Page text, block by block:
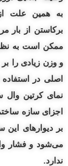
به همین علت
برکاستن از بار
ممکن است به نظر
و وزن زیادی را
اصلی در
نمای کرتین وال
اجزای سازه
بر دیوارهای
می‌شود و فشار
ندارد.